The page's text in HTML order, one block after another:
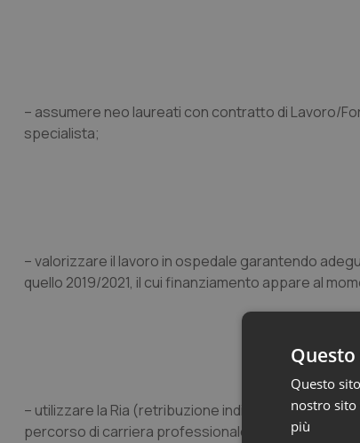
– assumere neo laureati con contratto di Lavoro/
specialista;
– valorizzare il lavoro in ospedale garantendo
quello 2019/2021, il cui finanziamento appare al
– utilizzare la Ria (retribuzione individuale di
percorso di carriera professionale;
Questo
nostro
più